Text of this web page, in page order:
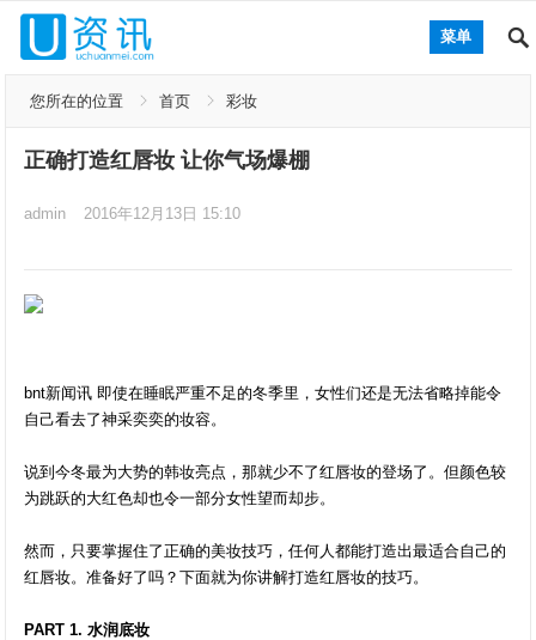
菜单
您所在的位置 首页 彩妆
正确打造红唇妆 让你气场爆棚
admin 2016年12月13日 15:10
bnt新闻讯 即使在睡眠严重不足的冬季里，女性们还是无法省略掉能令
自己看去了神采奕奕的妆容。
说到今冬最为大势的韩妆亮点，那就少不了红唇妆的登场了。但颜色较
为跳跃的大红色却也令一部分女性望而却步。
然而，只要掌握住了正确的美妆技巧，任何人都能打造出最适合自己的
红唇妆。准备好了吗？下面就为你讲解打造红唇妆的技巧。
PART 1. 水润底妆